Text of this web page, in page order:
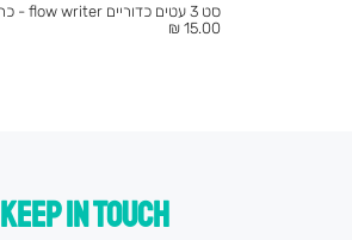
סט 3 עטים כדוריים flow writer - כחול
מחיר
15.00 ₪
KEEP IN TOUCH